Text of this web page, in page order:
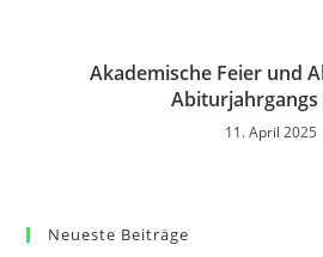
Akademische Feier und
Abiturjahrgangs
11. April 2025
Neueste Beiträge